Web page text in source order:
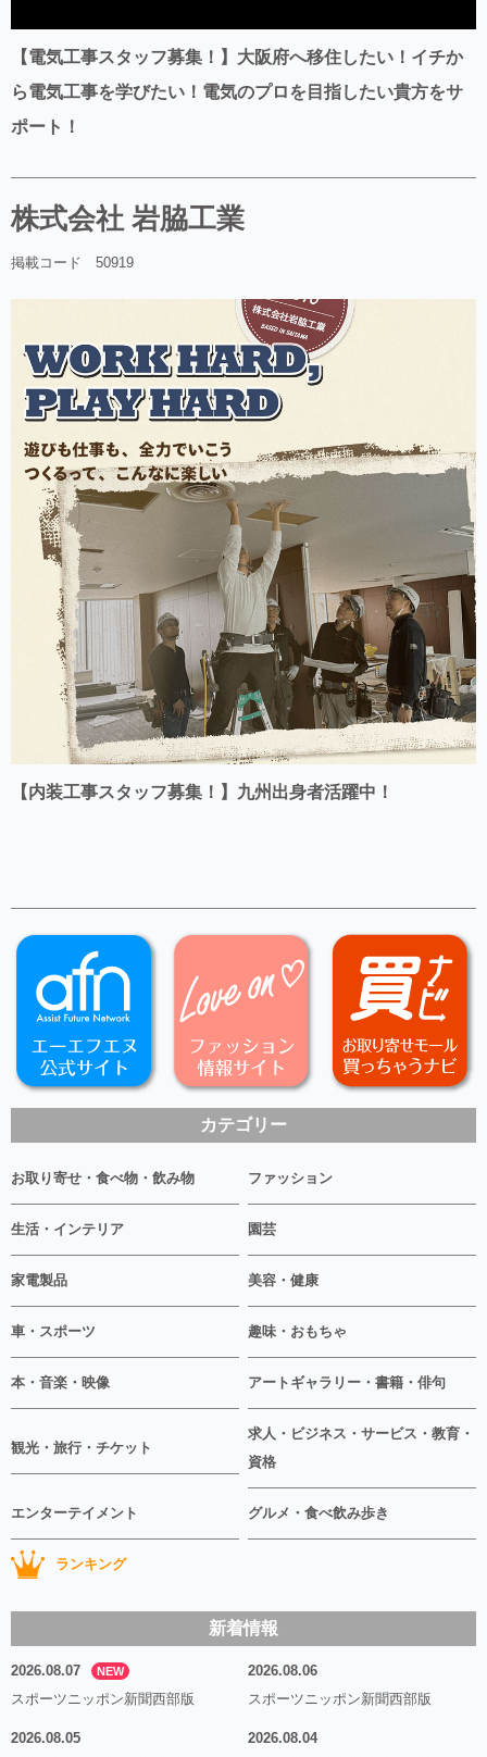
カテゴリー
お取り寄せ・食べ物・飲み物 ファッション
生活・インテリア 園芸
家電製品 美容・健康
車・スポーツ 趣味・おもちゃ
本・音楽・映像 アートギャラリー・書籍・俳句
観光・旅行・チケット
求人・ビジネス・サービス・教育・
資格
エンターテイメント グルメ・食べ飲み歩き
ランキング
新着情報
2026.08.07 NEW
スポーツニッポン新聞西部版
2026.08.06
スポーツニッポン新聞西部版
2026.08.05
2026.08.04
【電気工事スタッフ募集！】大阪府へ移住したい！イチか
ら電気工事を学びたい！電気のプロを目指したい貴方をサ
ポート！
株式会社 岩脇工業
掲載コード 50919
【内装工事スタッフ募集！】九州出身者活躍中！